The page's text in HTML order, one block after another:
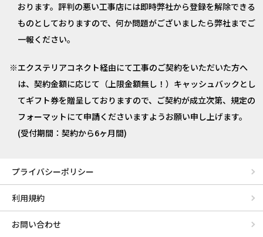
おります。評判の悪い工事店には即時弊社から登録を解除できる
ものとしておりますので、何か問題がございましたら弊社までご
一報ください。
エクステリアコネクト経由にて工事のご契約をいただいた方へ
は、契約金額に応じて（上限金額無し！）キャッシュバックとし
てギフト券を贈呈しておりますので、ご契約が成立次第、規定の
フォーマットにて申請くださいますようお願い申し上げます。
(受付期間：契約から6ヶ月間)
プライバシーポリシー
利用規約
お問い合わせ